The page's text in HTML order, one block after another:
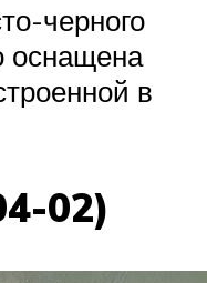
черного
оснащена
в
02)